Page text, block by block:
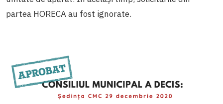
partea HORECA au fost ignorate.